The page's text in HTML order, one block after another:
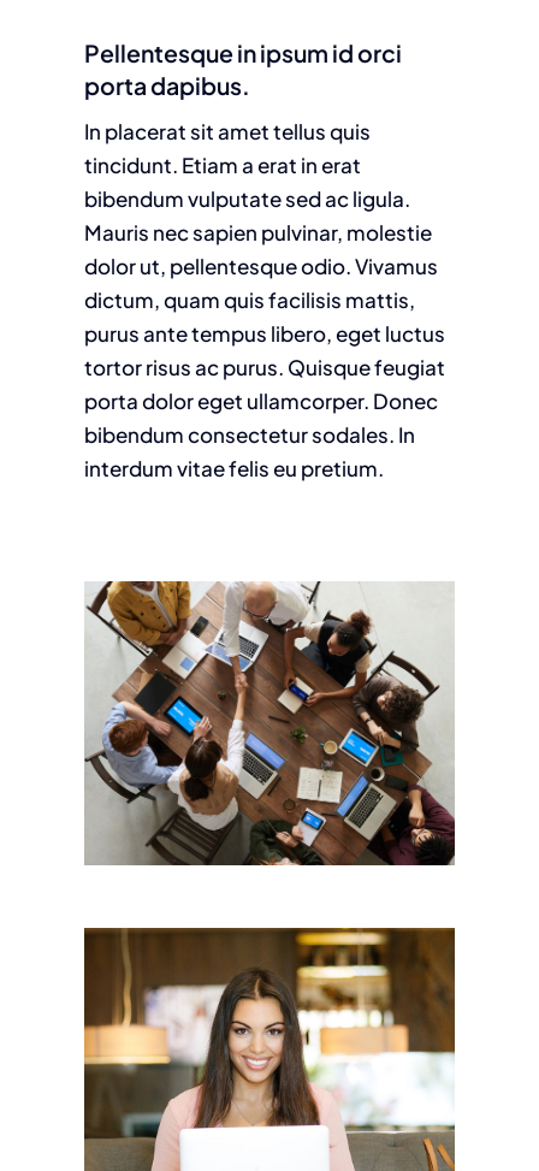
Pellentesque in ipsum id orci
porta dapibus.
In placerat sit amet tellus quis
tincidunt. Etiam a erat in erat
bibendum vulputate sed ac ligula.
Mauris nec sapien pulvinar, molestie
dolor ut, pellentesque odio. Vivamus
dictum, quam quis facilisis mattis,
purus ante tempus libero, eget luctus
tortor risus ac purus. Quisque feugiat
porta dolor eget ullamcorper. Donec
bibendum consectetur sodales. In
interdum vitae felis eu pretium.